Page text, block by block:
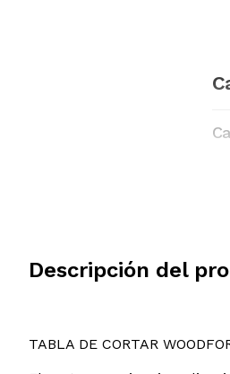
Descripción del
TABLA DE CORTAR